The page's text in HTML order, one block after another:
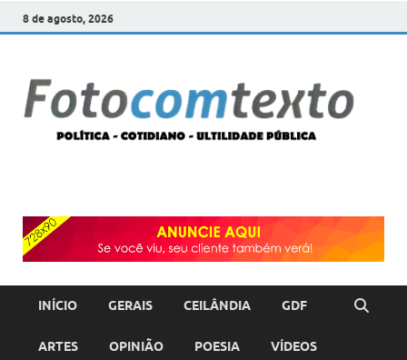
8 de agosto, 2026
INÍCIO GERAIS CEILÂNDIA GDF
ARTES OPINIÃO POESIA VÍDEOS